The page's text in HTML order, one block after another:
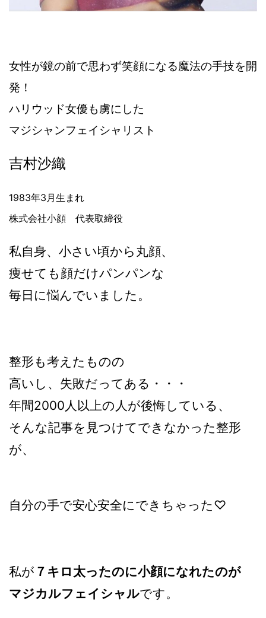
女性が鏡の前で思わず笑顔になる魔法の手技を開
発！
ハリウッド女優も虜にした
マジシャンフェイシャリスト
吉村沙織
1983年3月生まれ
株式会社小顔 代表取締役
私自身、小さい頃から丸顔、
痩せても顔だけパンパンな
毎日に悩んでいました。
整形も考えたものの
高いし、失敗だってある・・・
年間2000人以上の人が後悔している、
そんな記事を見つけてできなかった整形
が、
自分の手で安心安全にできちゃった♡
私が ７キロ太ったのに小顔になれたのが
マジカルフェイシャルです。